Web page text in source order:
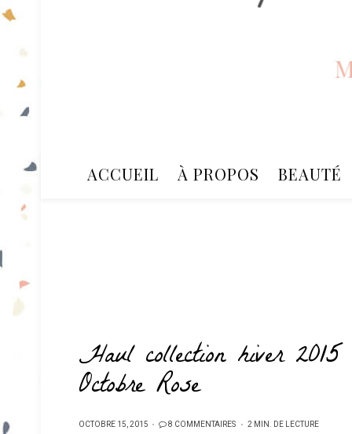
ACCUEIL À PROPOS BEAUTÉ
Haul collection hiver
Octobre Rose
PUBLIÉ
OCTOBRE 15, 2015 8 COMMENTAIRES 2 MIN. DE LECTURE